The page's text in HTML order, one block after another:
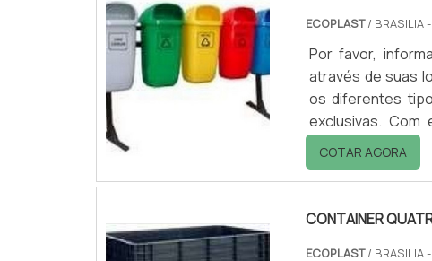
ECOPLAST/ BRASILIA
Por favor,
através de suas
os diferentes
exclusivas.
processo da
civilização está
preservação do
COTAR AGORA
CONTAINER
ECOPLAST/ BRASILIA